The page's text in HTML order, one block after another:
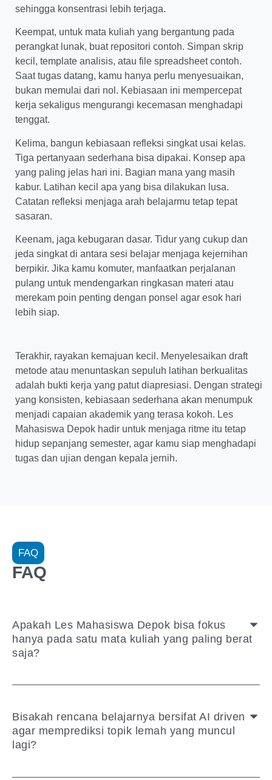
sehingga konsentrasi lebih terjaga.
Keempat, untuk mata kuliah yang bergantung pada
perangkat lunak, buat repositori contoh. Simpan skrip
kecil, template analisis, atau file spreadsheet contoh.
Saat tugas datang, kamu hanya perlu menyesuaikan,
bukan memulai dari nol. Kebiasaan ini mempercepat
kerja sekaligus mengurangi kecemasan menghadapi
tenggat.
Kelima, bangun kebiasaan refleksi singkat usai kelas.
Tiga pertanyaan sederhana bisa dipakai. Konsep apa
yang paling jelas hari ini. Bagian mana yang masih
kabur. Latihan kecil apa yang bisa dilakukan lusa.
Catatan refleksi menjaga arah belajarmu tetap tepat
sasaran.
Keenam, jaga kebugaran dasar. Tidur yang cukup dan
jeda singkat di antara sesi belajar menjaga kejernihan
berpikir. Jika kamu komuter, manfaatkan perjalanan
pulang untuk mendengarkan ringkasan materi atau
merekam poin penting dengan ponsel agar esok hari
lebih siap.
Terakhir, rayakan kemajuan kecil. Menyelesaikan draft
metode atau menuntaskan sepuluh latihan berkualitas
adalah bukti kerja yang patut diapresiasi. Dengan strategi
yang konsisten, kebiasaan sederhana akan menumpuk
menjadi capaian akademik yang terasa kokoh. Les
Mahasiswa Depok hadir untuk menjaga ritme itu tetap
hidup sepanjang semester, agar kamu siap menghadapi
tugas dan ujian dengan kepala jernih.
FAQ
FAQ
Apakah Les Mahasiswa Depok bisa fokus
hanya pada satu mata kuliah yang paling berat
saja?
Bisakah rencana belajarnya bersifat AI driven
agar memprediksi topik lemah yang muncul
lagi?